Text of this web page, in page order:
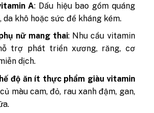
A: Dấu hiệu bao gồm quáng
da khô hoặc sức đề kháng kém.
nữ mang thai: Nhu cầu vitamin
trợ phát triển xương, răng, cơ
dịch.
độ ăn ít thực phẩm giàu vitamin
màu cam, đỏ, rau xanh đậm, gan,